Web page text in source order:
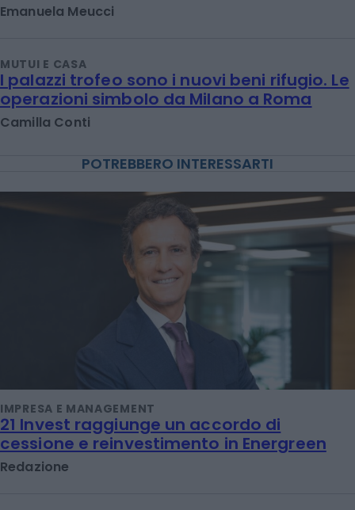
Emanuela Meucci
MUTUI E CASA
I palazzi trofeo sono i nuovi beni rifugio. Le
operazioni simbolo da Milano a Roma
Camilla Conti
POTREBBERO INTERESSARTI
IMPRESA E MANAGEMENT
21 Invest raggiunge un accordo di
cessione e reinvestimento in Energreen
Redazione